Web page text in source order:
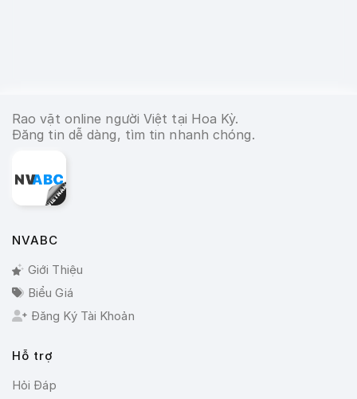
Rao vặt online người Việt tại Hoa Kỳ.
Đăng tin dễ dàng, tìm tin nhanh chóng.
NVABC
Giới Thiệu
Biểu Giá
Đăng Ký Tài Khoản
Hỗ trợ
Hỏi Đáp